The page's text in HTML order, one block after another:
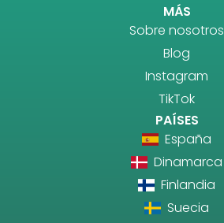
MÁS
Sobre nosotros
Blog
Instagram
TikTok
PAÍSES
España
Dinamarca
Finlandia
Suecia